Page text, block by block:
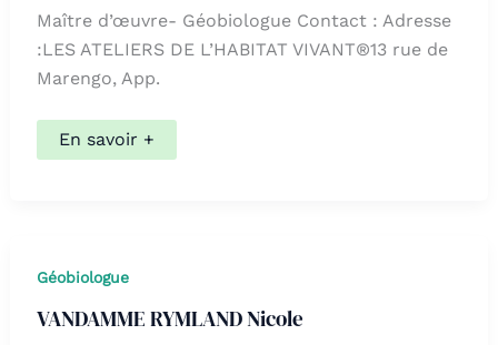
Maître d’œuvre- Géobiologue Contact : Adresse
:LES ATELIERS DE L’HABITAT VIVANT®13 rue de
Marengo, App.
MALGOIRE
Jean-
En savoir +
Géobiologue
VANDAMME RYMLAND Nicole